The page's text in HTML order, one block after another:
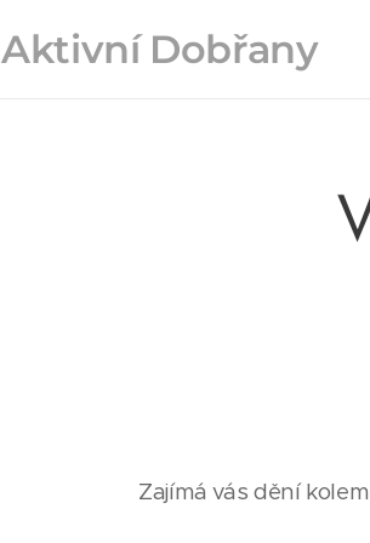
Aktivní Dobřany
Zajímá vás dění